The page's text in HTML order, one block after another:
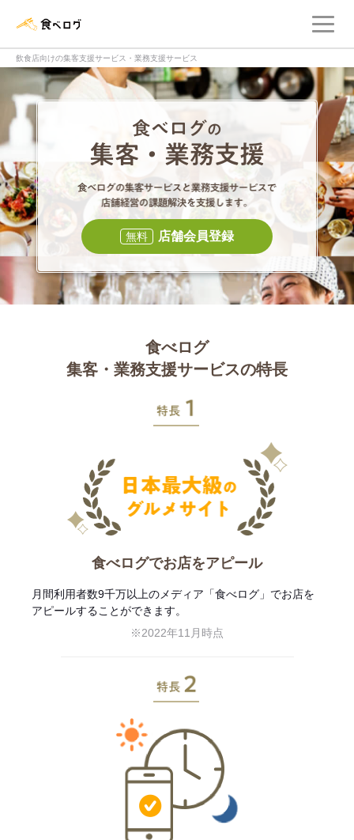
飲食店向けの集客支援サービス・業務支援サービス
食べログの集客
食べログの集
無料 店舗会員登録
食べログ
集客・業務支援サービスの特長
食べログでお店をアピール
月間利用者数9千万以上のメディア「食べログ」でお店を
アピールすることができます。
※2022年11月時点